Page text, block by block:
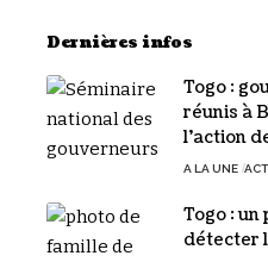
Dernières infos
Togo :
réunis à
l’action
A LA UNE
Togo :
détecter